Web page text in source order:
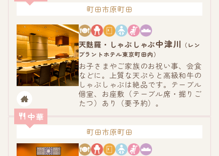
町田市原町田
天麩羅・しゃぶしゃぶ中津川 （レン
ブラントホテル東京町田内）
お子さまやご家族のお祝い事、会食
などに。上質な天ぷらと高級和牛の
しゃぶしゃぶは絶品です。テーブル
個室、お座敷（テーブル席・掘りご
たつ）あり（要予約）。
中華
町田市原町田